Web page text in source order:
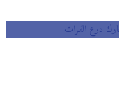
درع الفرات